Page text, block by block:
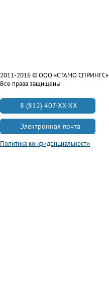
2011-2016 © ООО «СТАМО СПРИНГС»
Все права защищены
8 (812) 407-XX-XX
Электронная почта
Политика конфиденциальности